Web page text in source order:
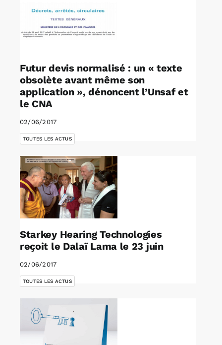
Futur devis normalisé : un « texte
obsolète avant même son
application », dénoncent l’Unsaf et
le CNA
02/06/2017
TOUTES LES ACTUS
Starkey Hearing Technologies
reçoit le Dalaï Lama le 23 juin
02/06/2017
TOUTES LES ACTUS